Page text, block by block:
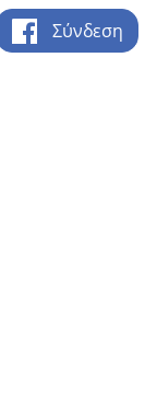
Σύνδεση